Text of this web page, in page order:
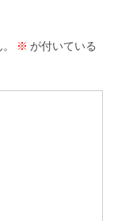
※ が付いている